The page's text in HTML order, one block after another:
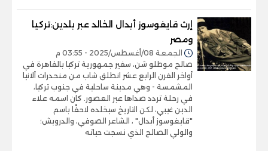
إرث قايغوسوز أبدال الخالد عبر بلدين:تركيا
ومصر
الجمعة 08/أغسطس/2025 - 03:55 م
صالح موطلو شن، سفير جمهورية تركيا بالقاهرة في
أواخر القرن الرابع عشر انطلق شاب من منحدرات ألانيا
المشمسة - وهي مدينة ساحلية في جنوب تركيا،
في رحلة تردد صداها عبر العصور. كان اسمه علاء
الدين غيبي، لكن التاريخ سيخلده لاحقًا باسم
"قايغوسوز أبدال" ، الشاعر الصوفي، والدرويش؛
والولي الصالح الذي نسجت حياته